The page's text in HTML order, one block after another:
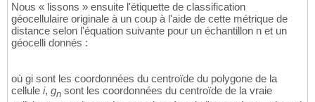
Nous « lissons » ensuite l'étiquette de classification
géocellulaire originale à un coup à l'aide de cette métrique de
distance selon l'équation suivante pour un échantillon n et un
géocelli donnés :
où gi sont les coordonnées du centroïde du polygone de la
cellule i, gn sont les coordonnées du centroïde de la vraie